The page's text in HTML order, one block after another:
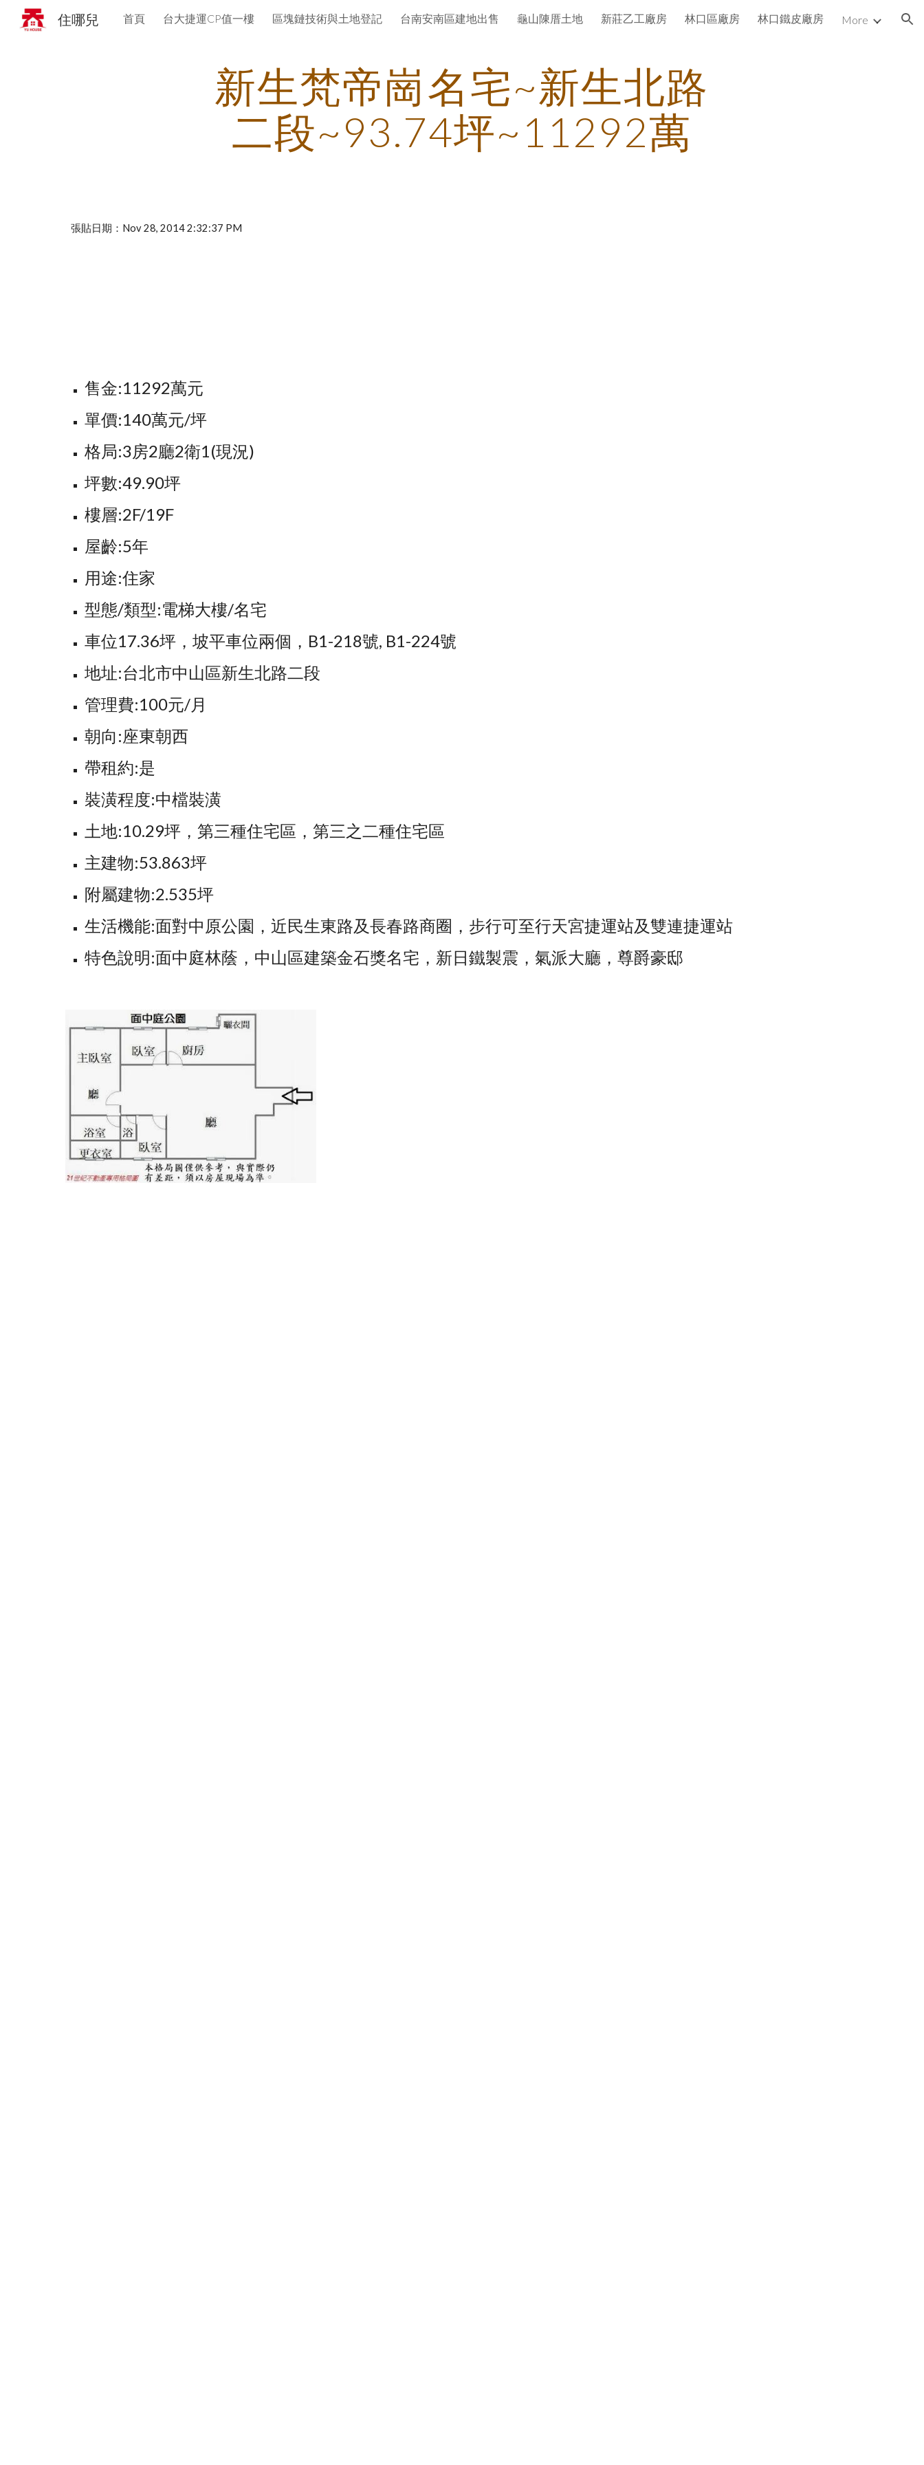
Skip to main content Skip to navigation
住哪兒 首頁 台大捷運CP值一樓 區塊鏈技術與土地登記 台南安南區建地出售 龜山陳厝土地 新莊乙工廠房 林口區廠房 林口鐵皮廠房 More
新生梵帝崗名宅~新生北路
二段~93.74坪~11292萬
張貼日期：Nov 28, 2014 2:32:37 PM
售金:11292萬元
單價:140萬元/坪
格局:3房2廳2衛1(現況)
坪數:49.90坪
樓層:2F/19F
屋齡:5年
用途:住家
型態/類型:電梯大樓/名宅
車位17.36坪，坡平車位兩個，B1-218號, B1-224號
地址:台北市中山區新生北路二段
管理費:100元/月
朝向:座東朝西
帶租約:是
裝潢程度:中檔裝潢
土地:10.29坪，第三種住宅區，第三之二種住宅區
主建物:53.863坪
附屬建物:2.535坪
生活機能:面對中原公園，近民生東路及長春路商圈，步行可至行天宮捷運站及雙連捷運站
特色說明:面中庭林蔭，中山區建築金石獎名宅，新日鐵製震，氣派大廳，尊爵豪邸